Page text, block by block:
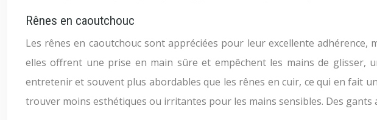
Rênes en caoutchouc
Les rênes en caoutchouc sont appréciées pour leur excellente
elles offrent une prise en main sûre et empêchent les mains de glisser,
entretenir et souvent plus abordables que les rênes en cuir, ce qui en fait
trouver moins esthétiques ou irritantes pour les mains sensibles. Des